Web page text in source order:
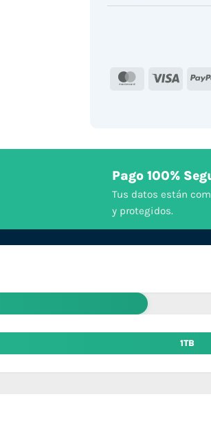
MasterCard
Visa
Pago 100%
Tus datos están
y protegidos.
1TB